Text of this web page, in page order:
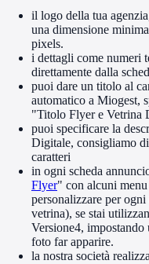
il logo della tua
una dimensione
pixels.
i dettagli come numeri
direttamente dalla
puoi dare un titolo al
automatico a Miogest,
"Titolo Flyer e Vetrina
puoi specificare la
Digitale, consigliamo
caratteri
in ogni scheda
Flyer" con alcuni
personalizzare per
vetrina), se stai
Versione4,
foto far apparire.
la nostra società